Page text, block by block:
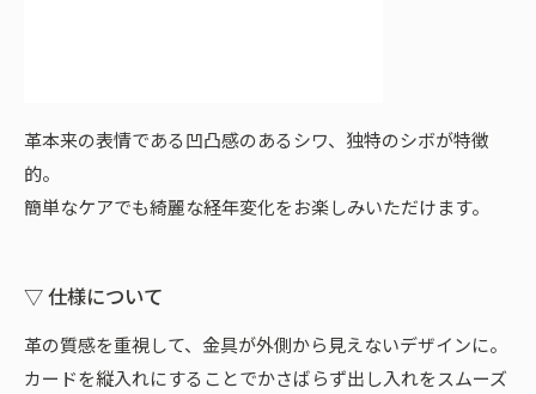
革本来の表情である凹凸感のあるシワ、独特のシボが特徴
的。
簡単なケアでも綺麗な経年変化をお楽しみいただけます。
▽ 仕様について
革の質感を重視して、金具が外側から見えないデザインに。
カードを縦入れにすることでかさばらず出し入れをスムーズ